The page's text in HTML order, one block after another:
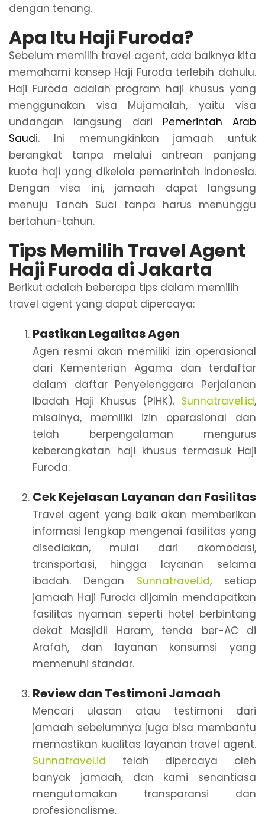
dengan tenang.
Apa Itu Haji Furoda?
Sebelum memilih travel agent, ada baiknya kita
memahami konsep Haji Furoda terlebih dahulu.
Haji Furoda adalah program haji khusus yang
menggunakan visa Mujamalah, yaitu visa
undangan langsung dari Pemerintah Arab
Saudi. Ini memungkinkan jamaah untuk
berangkat tanpa melalui antrean panjang
kuota haji yang dikelola pemerintah Indonesia.
Dengan visa ini, jamaah dapat langsung
menuju Tanah Suci tanpa harus menunggu
bertahun-tahun.
Tips Memilih Travel Agent
Haji Furoda di Jakarta
Berikut adalah beberapa tips dalam memilih
travel agent yang dapat dipercaya:
Pastikan Legalitas Agen
Agen resmi akan memiliki izin operasional
dari Kementerian Agama dan terdaftar
dalam daftar Penyelenggara Perjalanan
Ibadah Haji Khusus (PIHK). Sunnatravel.id,
misalnya, memiliki izin operasional dan
telah berpengalaman mengurus
keberangkatan haji khusus termasuk Haji
Furoda.
Cek Kejelasan Layanan dan Fasilitas
Travel agent yang baik akan memberikan
informasi lengkap mengenai fasilitas yang
disediakan, mulai dari akomodasi,
transportasi, hingga layanan selama
ibadah. Dengan Sunnatravel.id, setiap
jamaah Haji Furoda dijamin mendapatkan
fasilitas nyaman seperti hotel berbintang
dekat Masjidil Haram, tenda ber-AC di
Arafah, dan layanan konsumsi yang
memenuhi standar.
Review dan Testimoni Jamaah
Mencari ulasan atau testimoni dari
jamaah sebelumnya juga bisa membantu
memastikan kualitas layanan travel agent.
Sunnatravel.id telah dipercaya oleh
banyak jamaah, dan kami senantiasa
mengutamakan transparansi dan
profesionalisme.